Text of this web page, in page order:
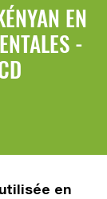
EN
-
en